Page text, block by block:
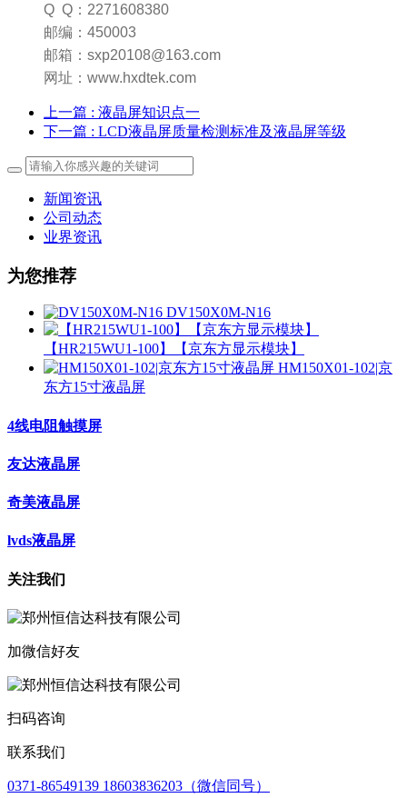
Q Q：2271608380
邮编：450003
邮箱：sxp20108@163.com
网址：www.hxdtek.com
上一篇 : 液晶屏知识点一
下一篇 : LCD液晶屏质量检测标准及液晶屏等级
新闻资讯
公司动态
业界资讯
为您推荐
DV150X0M-N16
【HR215WU1-100】【京东方显示模块】
HM150X01-102|京
东方15寸液晶屏
4线电阻触摸屏
友达液晶屏
奇美液晶屏
lvds液晶屏
关注我们
加微信好友
扫码咨询
联系我们
0371-86549139 18603836203（微信同号）